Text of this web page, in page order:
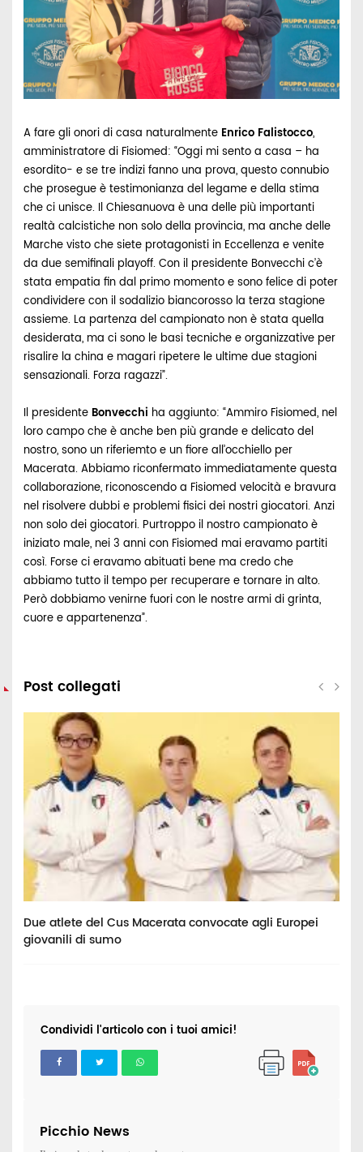
A fare gli onori di casa naturalmente Enrico Falistocco,
amministratore di Fisiomed: “Oggi mi sento a casa – ha
esordito- e se tre indizi fanno una prova, questo connubio
che prosegue è testimonianza del legame e della stima
che ci unisce. Il Chiesanuova è una delle più importanti
realtà calcistiche non solo della provincia, ma anche delle
Marche visto che siete protagonisti in Eccellenza e venite
da due semifinali playoff. Con il presidente Bonvecchi c’è
stata empatia fin dal primo momento e sono felice di poter
condividere con il sodalizio biancorosso la terza stagione
assieme. La partenza del campionato non è stata quella
desiderata, ma ci sono le basi tecniche e organizzative per
risalire la china e magari ripetere le ultime due stagioni
sensazionali. Forza ragazzi”.
Il presidente Bonvecchi ha aggiunto: “Ammiro Fisiomed, nel
loro campo che è anche ben più grande e delicato del
nostro, sono un riferiemto e un fiore all’occhiello per
Macerata. Abbiamo riconfermato immediatamente questa
collaborazione, riconoscendo a Fisiomed velocità e bravura
nel risolvere dubbi e problemi fisici dei nostri giocatori. Anzi
non solo dei giocatori. Purtroppo il nostro campionato è
iniziato male, nei 3 anni con Fisiomed mai eravamo partiti
così. Forse ci eravamo abituati bene ma credo che
abbiamo tutto il tempo per recuperare e tornare in alto.
Però dobbiamo venirne fuori con le nostre armi di grinta,
cuore e appartenenza”.
Post collegati
Due atlete del Cus Macerata convocate agli Europei
giovanili di sumo
Condividi l'articolo con i tuoi amici!
Picchio News